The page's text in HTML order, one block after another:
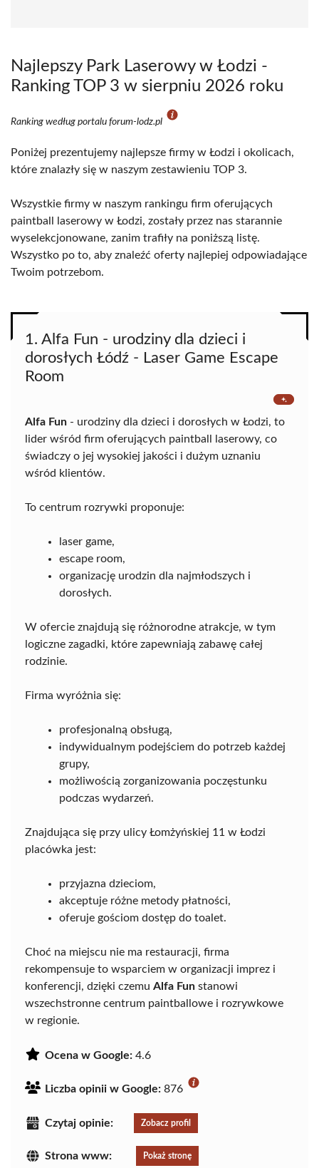
Najlepszy Park Laserowy w Łodzi -
Ranking TOP 3 w sierpniu 2026 roku
Ranking według portalu forum-lodz.pl
Poniżej prezentujemy najlepsze firmy w Łodzi i okolicach,
które znalazły się w naszym zestawieniu TOP 3.
Wszystkie firmy w naszym rankingu firm oferujących
paintball laserowy w Łodzi, zostały przez nas starannie
wyselekcjonowane, zanim trafiły na poniższą listę.
Wszystko po to, aby znaleźć oferty najlepiej odpowiadające
Twoim potrzebom.
1. Alfa Fun - urodziny dla dzieci i
dorosłych Łódź - Laser Game Escape
Room
Alfa Fun - urodziny dla dzieci i dorosłych w Łodzi, to
lider wśród firm oferujących paintball laserowy, co
świadczy o jej wysokiej jakości i dużym uznaniu
wśród klientów.
To centrum rozrywki proponuje:
laser game,
escape room,
organizację urodzin dla najmłodszych i
dorosłych.
W ofercie znajdują się różnorodne atrakcje, w tym
logiczne zagadki, które zapewniają zabawę całej
rodzinie.
Firma wyróżnia się:
profesjonalną obsługą,
indywidualnym podejściem do potrzeb każdej
grupy,
możliwością zorganizowania poczęstunku
podczas wydarzeń.
Znajdująca się przy ulicy Łomżyńskiej 11 w Łodzi
placówka jest:
przyjazna dzieciom,
akceptuje różne metody płatności,
oferuje gościom dostęp do toalet.
Choć na miejscu nie ma restauracji, firma
rekompensuje to wsparciem w organizacji imprez i
konferencji, dzięki czemu Alfa Fun stanowi
wszechstronne centrum paintballowe i rozrywkowe
w regionie.
Ocena w Google: 4.6
Liczba opinii w Google: 876
Czytaj opinie: Zobacz profil
Strona www: Pokaż stronę